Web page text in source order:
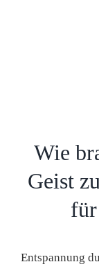
Wie
Geist
Entspannung